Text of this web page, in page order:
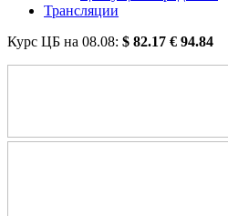
Трансляции
Курс ЦБ на 08.08: $ 82.17 € 94.84